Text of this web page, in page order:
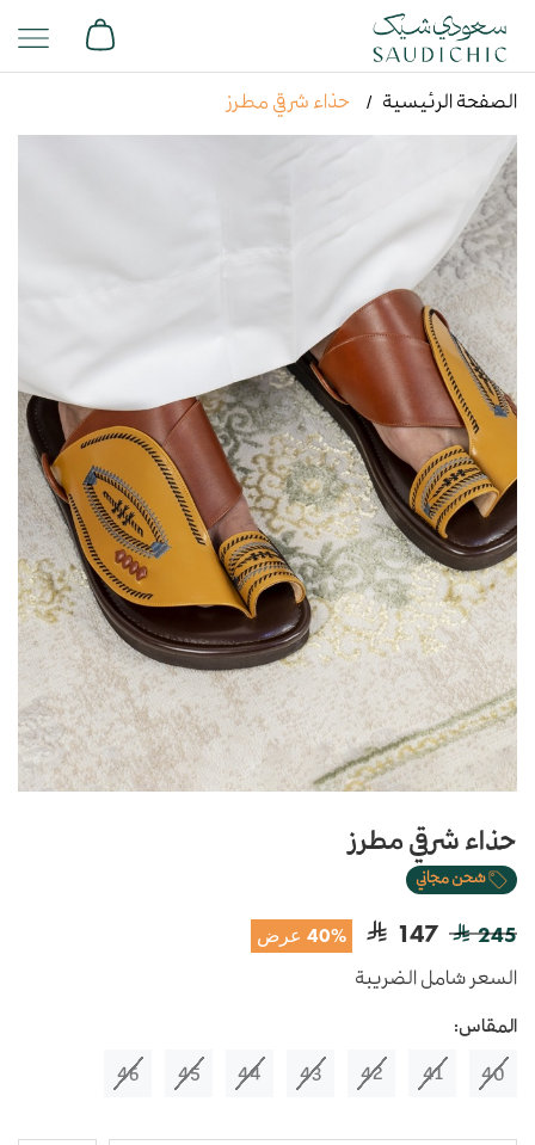
الصفحة الرئيسية حذاء شرقي مطرز
حذاء شرقي مطرز
شحن مجاني
245
147 40% عرض
السعر شامل الضريبة
المقاس:
40
41
42
43
44
45
46